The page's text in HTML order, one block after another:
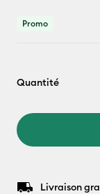
Promo
Quantité
Livraison